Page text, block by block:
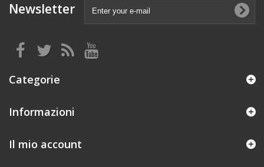
Newsletter
Categorie
Informazioni
Il mio account